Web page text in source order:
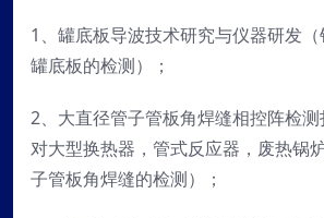
1、罐底板导波技术研究与仪器研发
罐底板的检测）；
2、大直径管子管板角焊缝相控阵检
对大型换热器，管式反应器，废热锅
子管板角焊缝的检测）；